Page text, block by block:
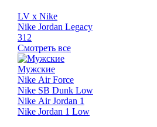
LV x Nike
Nike Jordan Legacy
312
Смотреть все
Мужские
Nike Air Force
Nike SB Dunk Low
Nike Air Jordan 1
Nike Jordan 1 Low